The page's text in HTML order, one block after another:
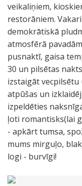
veikaliņiem,
restorāniem.
demokrātiskā
atmosfērā
pusnaktī, gaisa
30 un pilsētas
izstaigāt
atpūšas un
izpeldēties
ļoti romantisks(lai
- apkārt tumsa,
mums mirguļo,
logi - burvīgi!